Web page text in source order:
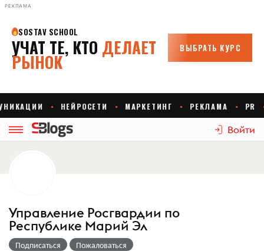
РЕКЛАМА
Войти
Управление Росгвардии по
Республике Марий Эл
Подписаться Пожаловаться